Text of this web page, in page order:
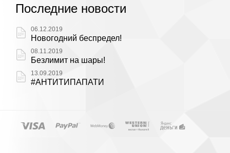
Последние новости
06.12.2019
Новогодний беспредел!
08.11.2019
Безлимит на шары!
13.09.2019
#АНТИТИПАПАТИ